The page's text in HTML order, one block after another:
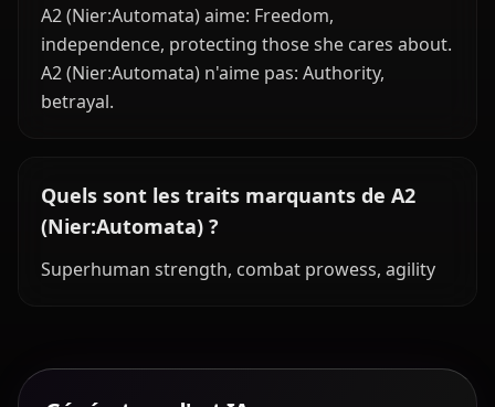
A2 (Nier:Automata) aime: Freedom,
independence, protecting those she cares about.
A2 (Nier:Automata) n'aime pas: Authority,
betrayal.
Quels sont les traits marquants de A2
(Nier:Automata) ?
Superhuman strength, combat prowess, agility